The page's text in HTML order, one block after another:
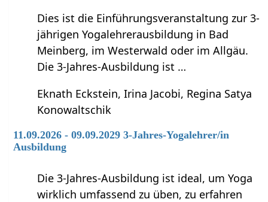
Dies ist die Einführungsveranstaltung zur 3-
jährigen Yogalehrerausbildung in Bad
Meinberg, im Westerwald oder im Allgäu.
Die 3-Jahres-Ausbildung ist …
Eknath Eckstein, Irina Jacobi, Regina Satya
Konowaltschik
11.09.2026 - 09.09.2029 3-Jahres-Yogalehrer/in
Ausbildung
Die 3-Jahres-Ausbildung ist ideal, um Yoga
wirklich umfassend zu üben, zu erfahren